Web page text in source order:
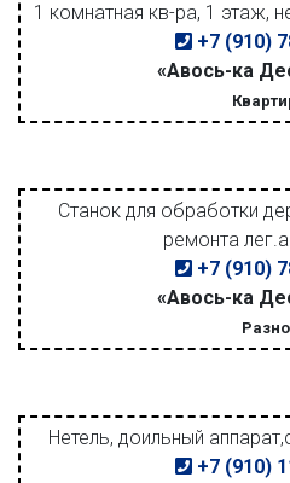
1 комнатная кв-ра, 1 этаж,
+7 (910)
«Авось-ка
Станок для обработки
ремонта
+7 (910)
«Авось-ка
Нетель, доильный
+7 (910)